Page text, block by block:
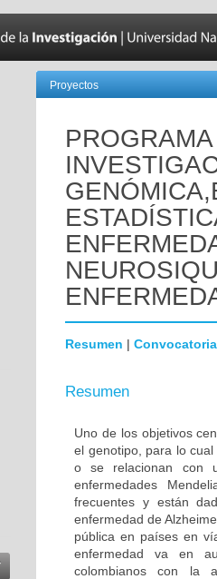
Proyectos
Resumen | Convocatoria
Resumen
Uno de los objetivos
el genotipo, para lo
o se relacionan con
enfermedades
frecuentes y están
enfermedad de
pública en países en
enfermedad va en
colombianos con la